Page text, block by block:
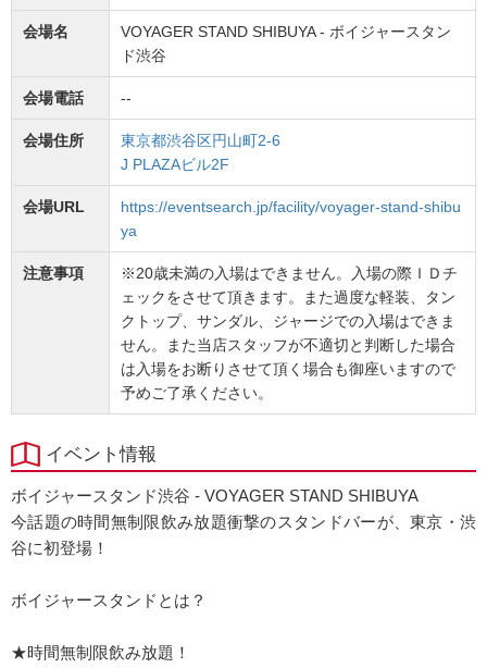
会場名
VOYAGER STAND SHIBUYA - ボイジャースタン
ド渋谷
会場電話 --
会場住所
東京都渋谷区円山町2-6
J PLAZAビル2F
会場URL
https://eventsearch.jp/facility/voyager-stand-shibu
ya
注意事項
※20歳未満の入場はできません。入場の際ＩＤチ
ェックをさせて頂きます。また過度な軽装、タン
クトップ、サンダル、ジャージでの入場はできま
せん。また当店スタッフが不適切と判断した場合
は入場をお断りさせて頂く場合も御座いますので
予めご了承ください。
イベント情報
ボイジャースタンド渋谷 - VOYAGER STAND SHIBUYA
今話題の時間無制限飲み放題衝撃のスタンドバーが、東京・渋
谷に初登場！
ボイジャースタンドとは？
★時間無制限飲み放題！